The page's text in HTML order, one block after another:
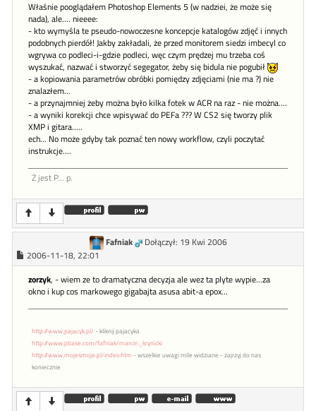
Właśnie pooglądałem Photoshop Elements 5 (w nadziei, że może się
nada), ale.... nieeee:
- kto wymyśla te pseudo-nowoczesne koncepcje katalogów zdjęć i innych
podobnych pierdół! Jakby zakładali, że przed monitorem siedzi imbecyl co
wgrywa co podleci-i-gdzie podleci, węc czym prędzej mu trzeba coś
wyszukać, nazwać i stworzyć segegator, żeby się bidula nie pogubił
- a kopiowania parametrów obróbki pomiędzy zdjęciami (nie ma ?) nie
znalazłem...
- a przynajmniej żeby można było kilka fotek w ACR na raz - nie można....
- a wyniki korekcji chce wpisywać do PEFa ??? W CS2 się tworzy plik
XMP i gitara.....
ech... No może gdyby tak poznać ten nowy workflow, czyli poczytać
instrukcje....
Ż jest P... p.
Fafniak
Dołączył: 19 Kwi 2006
2006-11-18, 22:01
zorzyk, - wiem ze to dramatyczna decyzja ale wez ta plyte wypie...za
okno i kup cos markowego gigabajta asusa abit-a epox...
http://www.pajacyk.pl/ - kliknij pajacyka
http://www.pbase.com/fafniak/marcin_krynicki
http://www.mojesmoje.pl/index.htm - wszelkie uwagi mile widziane - zajrzyj do nas
koniecznie